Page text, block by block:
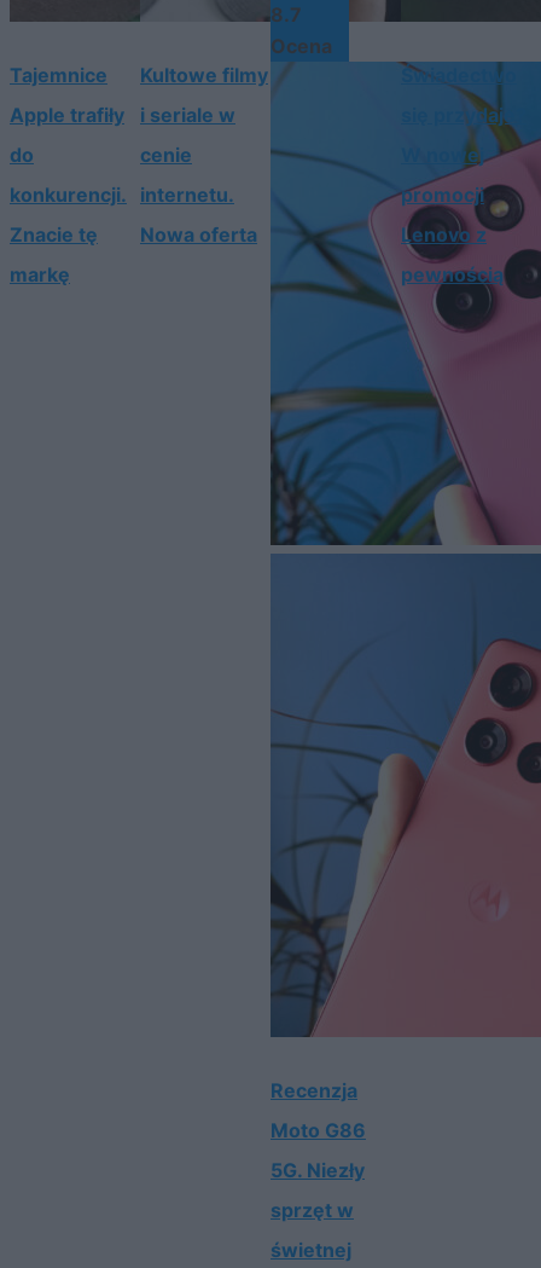
Tajemnice
Apple trafiły
do
konkurencji.
Znacie tę
markę
Kultowe filmy
i seriale w
cenie
internetu.
Nowa oferta
8.7
Ocena
Recenzja
Moto G86
5G. Niezły
sprzęt w
świetnej
Świadectwo
się przydaje?
W nowej
promocji
Lenovo z
pewnością